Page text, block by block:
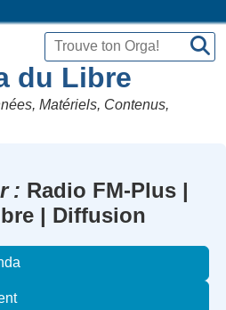
du Libre
Matériels, Contenus,
Radio FM-Plus |
| Diffusion